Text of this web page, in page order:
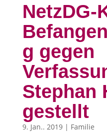
NetzDG-
g gegen
Stephan
gestellt
9. Jan.. 2019| Familie